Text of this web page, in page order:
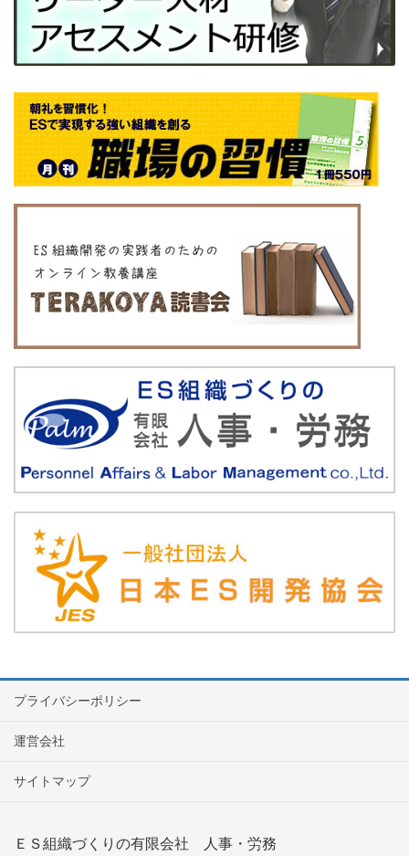
プライバシーポリシー
運営会社
サイトマップ
ＥＳ組織づくりの有限会社 人事・労務